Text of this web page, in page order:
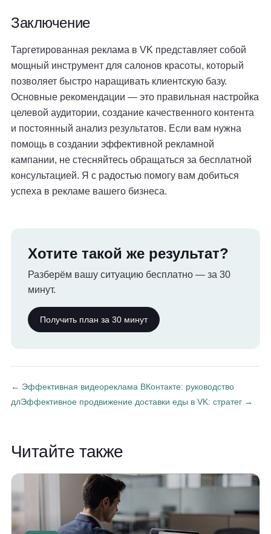
Заключение
Таргетированная реклама в VK представляет собой
мощный инструмент для салонов красоты, который
позволяет быстро наращивать клиентскую базу.
Основные рекомендации — это правильная настройка
целевой аудитории, создание качественного контента
и постоянный анализ результатов. Если вам нужна
помощь в создании эффективной рекламной
кампании, не стесняйтесь обращаться за бесплатной
консультацией. Я с радостью помогу вам добиться
успеха в рекламе вашего бизнеса.
Хотите такой же результат?
Разберём вашу ситуацию бесплатно — за 30
минут.
Получить план за 30 минут
← Эффективная видеореклама ВКонтакте: руководство
длЭффективное продвижение доставки еды в VK: стратег →
Читайте также